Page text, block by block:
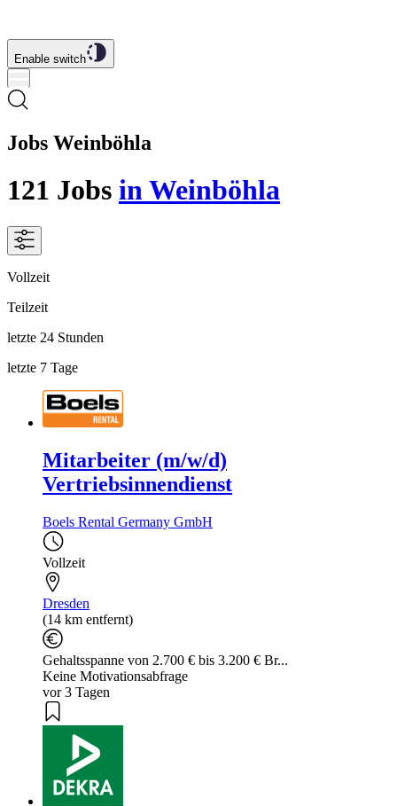
Enable switch
Jobs Weinböhla
121 Jobs in Weinböhla
Vollzeit
Teilzeit
letzte 24 Stunden
letzte 7 Tage
Mitarbeiter (m/w/d)
Vertriebsinnendienst
Boels Rental Germany GmbH
Vollzeit
Dresden
(14 km entfernt)
Gehaltsspanne von 2.700 € bis 3.200 € Br...
Keine Motivationsabfrage
vor 3 Tagen